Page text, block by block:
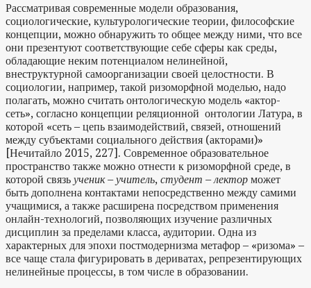
Рассматривая современные модели образования,
социологические, культурологические теории, философские
концепции, можно обнаружить то общее между ними, что все
они презентуют соответствующие себе сферы как среды,
обладающие неким потенциалом нелинейной,
внеструктурной самоорганизации своей целостности. В
социологии, например, такой ризоморфной моделью, надо
полагать, можно считать онтологическую модель «актор-
сеть», согласно концепции реляционной онтологии Латура, в
которой «сеть – цепь взаимодействий, связей, отношений
между субъектами социального действия (акторами)»
[Нечитайло 2015, 227]. Современное образовательное
пространство также можно отнести к ризоморфной среде, в
которой связь ученик – учитель, студент – лектор может
быть дополнена контактами непосредственно между самими
учащимися, а также расширена посредством применения
онлайн-технологий, позволяющих изучение различных
дисциплин за пределами класса, аудитории. Одна из
характерных для эпохи постмодернизма метафор – «ризома» –
все чаще стала фигурировать в дериватах, репрезентирующих
нелинейные процессы, в том числе в образовании.